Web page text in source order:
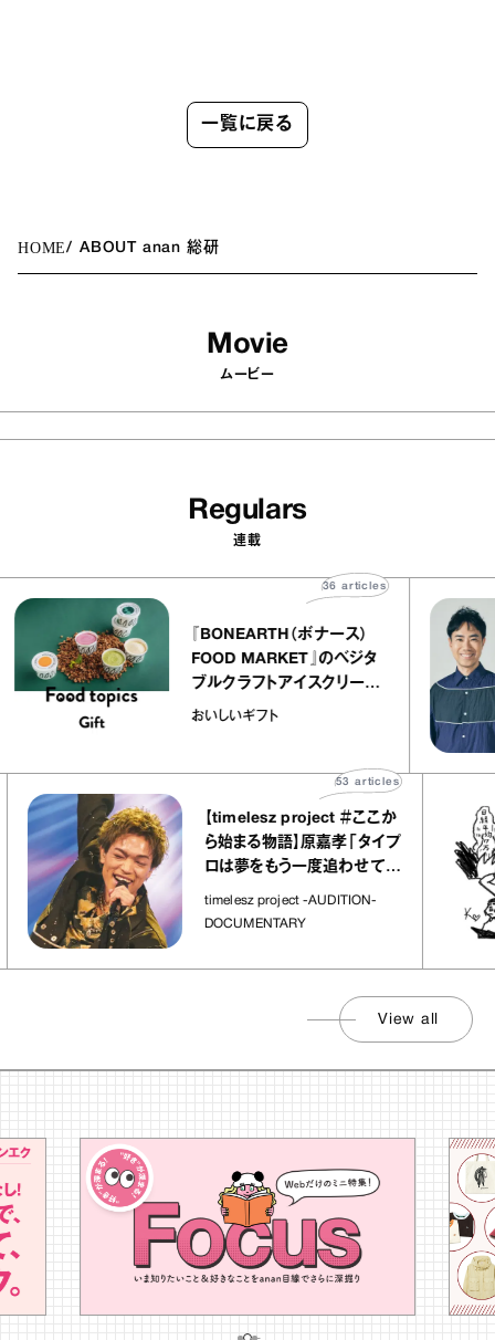
一覧に戻る
HOME ABOUT anan 総研
Movie
ムービー
Regulars
連載
『BONEARTH（ボナース）
FOOD MARKET』のベジタ
ブルクラフトアイスクリーム
｜真野知子の「おいしいギフ
おいしいギフト
36articles
【timelesz project ＃ここか
ら始まる物語】原嘉孝「タイプ
ロは夢をもう一度追わせてく
れた場所」
timelesz project -AUDITION-
DOCUMENTARY
53articles
View all